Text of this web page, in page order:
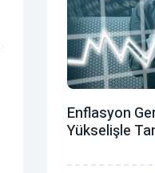
Enflasyon
Yükselişle